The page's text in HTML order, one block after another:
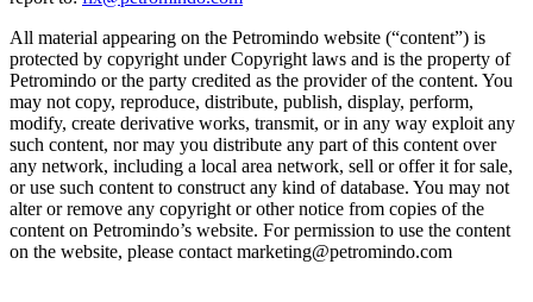
All material appearing on the Petromindo website (“content”) is
protected by copyright under Copyright laws and is the property of
Petromindo or the party credited as the provider of the content. You
may not copy, reproduce, distribute, publish, display, perform,
modify, create derivative works, transmit, or in any way exploit any
such content, nor may you distribute any part of this content over
any network, including a local area network, sell or offer it for sale,
or use such content to construct any kind of database. You may not
alter or remove any copyright or other notice from copies of the
content on Petromindo’s website. For permission to use the content
on the website, please contact marketing@petromindo.com